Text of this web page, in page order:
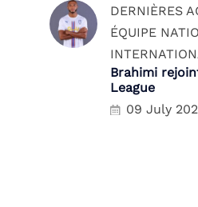
DERNIÈRES
ÉQUIPE
Brahimi
League
09 July